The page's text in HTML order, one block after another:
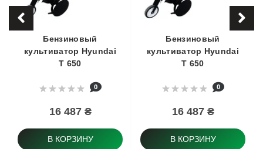
Бензиновый
культиватор Hyundai
T 650
0
16 487 ₴
В КОРЗИНУ
Бензиновый
культиватор Hyundai
T 650
0
16 487 ₴
В КОРЗИНУ